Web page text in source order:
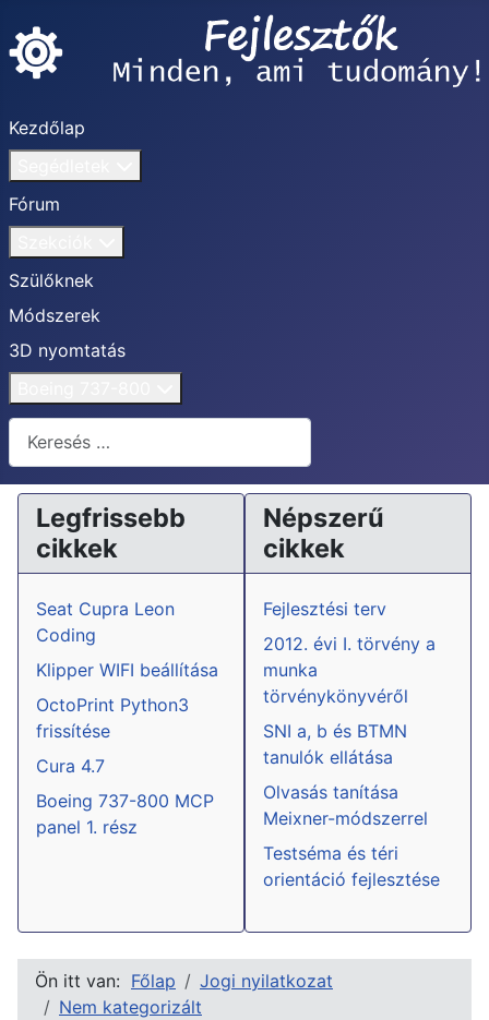
Kezdőlap
Fórum
Szülőknek
Módszerek
3D nyomtatás
Keresés...
Legfrissebb
cikkek
Seat Cupra Leon
Coding
Klipper WIFI beállítása
OctoPrint Python3
frissítése
Cura 4.7
Boeing 737-800 MCP
panel 1. rész
Népszerű
cikkek
Fejlesztési terv
2012. évi I. törvény a
munka
törvénykönyvéről
SNI a, b és BTMN
tanulók ellátása
Olvasás tanítása
Meixner-módszerrel
Testséma és téri
orientáció fejlesztése
Ön itt van: Főlap
Jogi nyilatkozat
Nem kategorizált